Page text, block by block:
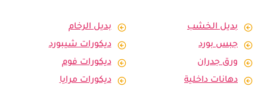
بديل الخشب
بديل الرخام
جبس بورد
ديكورات شيبورد
ورق جدران
ديكورات فوم
دهانات داخلية
ديكورات مرايا